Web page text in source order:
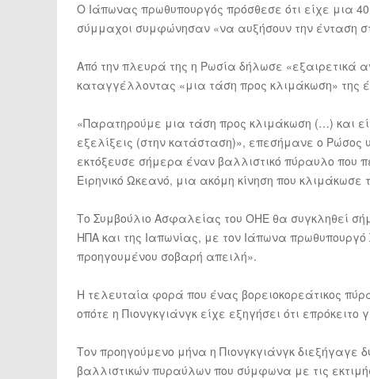
Ο Ιάπωνας πρωθυπουργός πρόσθεσε ότι είχε μια
σύμμαχοι συμφώνησαν «να αυξήσουν την ένταση
Από την πλευρά της η Ρωσία δήλωσε «εξαιρετικά
καταγγέλλοντας «μια τάση προς κλιμάκωση» της
«Παρατηρούμε μια τάση προς κλιμάκωση (…) και
εξελίξεις (στην κατάσταση)», επεσήμανε ο Ρώσος
εκτόξευσε σήμερα έναν βαλλιστικό πύραυλο που
Ειρηνικό Ωκεανό, μια ακόμη κίνηση που κλιμάκωσε
Το Συμβούλιο Ασφαλείας του ΟΗΕ θα συγκληθεί
ΗΠΑ και της Ιαπωνίας, με τον Ιάπωνα
προηγουμένου σοβαρή απειλή».
Η τελευταία φορά που ένας βορειοκορεάτικος
οπότε η Πιονγκγιάνγκ είχε εξηγήσει ότι επρόκειτο
Τον προηγούμενο μήνα η Πιονγκγιάνγκ διεξήγαγε
βαλλιστικών πυραύλων που σύμφωνα με τις